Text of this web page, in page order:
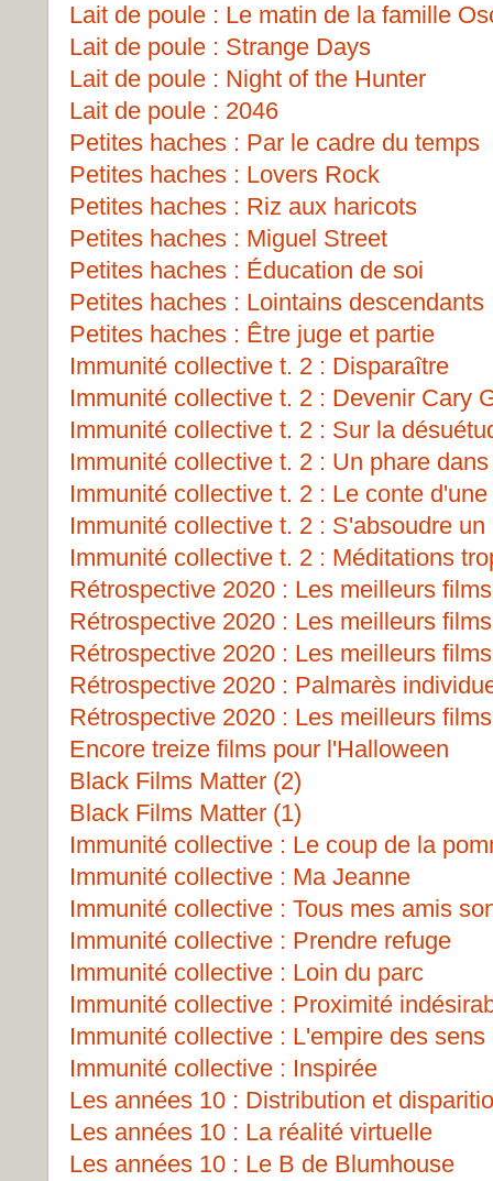
Lait de poule : Le matin de la famille
Lait de poule : Strange Days
Lait de poule : Night of the Hunter
Lait de poule : 2046
Petites haches : Par le cadre du temps
Petites haches : Lovers Rock
Petites haches : Riz aux haricots
Petites haches : Miguel Street
Petites haches : Éducation de soi
Petites haches : Lointains descendants
Petites haches : Être juge et partie
Immunité collective t. 2 : Disparaître
Immunité collective t. 2 : Devenir Cary
Immunité collective t. 2 : Sur la
Immunité collective t. 2 : Un phare
Immunité collective t. 2 : Le conte
Immunité collective t. 2 : S'absoudre un
Immunité collective t. 2 : Méditations
Rétrospective 2020 : Les meilleurs
Rétrospective 2020 : Les meilleurs
Rétrospective 2020 : Les meilleurs
Rétrospective 2020 : Palmarès
Rétrospective 2020 : Les meilleurs
Encore treize films pour l'Halloween
Black Films Matter (2)
Black Films Matter (1)
Immunité collective : Le coup de la
Immunité collective : Ma Jeanne
Immunité collective : Tous mes amis
Immunité collective : Prendre refuge
Immunité collective : Loin du parc
Immunité collective : Proximité
Immunité collective : L'empire des sens
Immunité collective : Inspirée
Les années 10 : Distribution et
Les années 10 : La réalité virtuelle
Les années 10 : Le B de Blumhouse